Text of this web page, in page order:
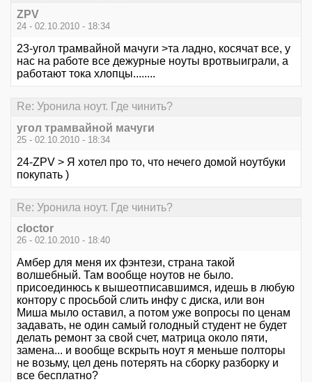
ZPV
24 - 02.10.2010 - 18:34
23-угол трамвайной мачуги >та ладно, косячат все, у
нас на работе все дежурные ноуты вротвыиграли, а
работают тока хлопцы........
Re: Уронила ноут. Где чинить?
угол трамвайной мачуги
25 - 02.10.2010 - 18:34
24-ZPV > Я хотел про то, что нечего домой ноутбуки
покупать )
Re: Уронила ноут. Где чинить?
cloctor
26 - 02.10.2010 - 18:40
Амбер для меня их фэнтези, страна такой
волшебный. Там вообще ноутов не было.
присоединюсь к вышеотписавшимся, идешь в любую
контору с просьбой слить инфу с диска, или вон
Миша мыло оставил, а потом уже вопросы по ценам
задавать, не один самый голодный студент не будет
делать ремонт за свой счет, матрица около пяти,
замена... и вообще вскрыть ноут я меньше полторы
не возьму, цел день потерять на сборку разборку и
все бесплатно?